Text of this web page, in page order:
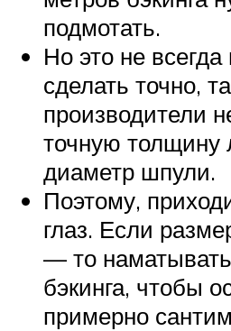
подмотать.
Но это не всегда
сделать точно,
производители
точную толщину
диаметр шпули.
Поэтому,
глаз. Если
— то
бэкинга, чтобы
примерно